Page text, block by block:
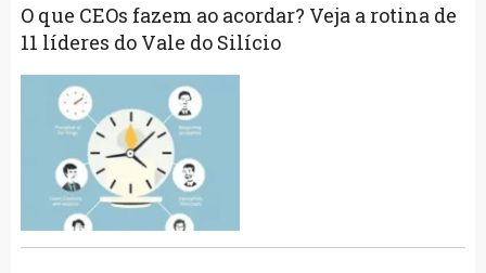
O que CEOs fazem ao acordar? Veja a rotina de
11 líderes do Vale do Silício